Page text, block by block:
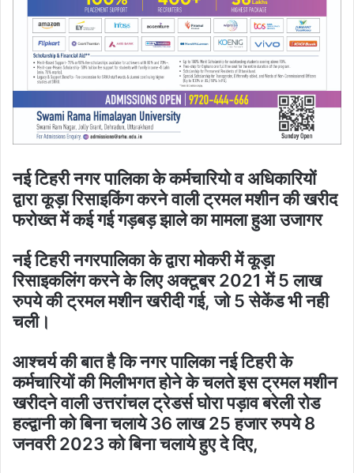
नई टिहरी नगर पालिका के कर्मचारियो व अधिकारियों
द्वारा कूड़ा रिसाइकिंग करने वाली ट्रमल मशीन की खरीद
फरोख्त में कई गई गड़बड़ झाले का मामला हुआ उजागर
नई टिहरी नगरपालिका के द्वारा मोकरी में कूड़ा
रिसाइकलिंग करने के लिए अक्टूबर 2021 में 5 लाख
रुपये की ट्रमल मशीन खरीदी गई, जो 5 सेकेंड भी नही
चली।
आश्चर्य की बात है कि नगर पालिका नई टिहरी के
कर्मचारियों की मिलीभगत होने के चलते इस ट्रमल मशीन
खरीदने वाली उत्तरांचल ट्रेडर्स घोरा पड़ाव बरेली रोड
हल्द्वानी को बिना चलाये 36 लाख 25 हजार रुपये 8
जनवरी 2023 को बिना चलाये हुए दे दिए,